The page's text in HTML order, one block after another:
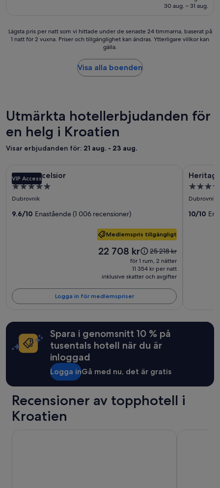
3 582 kr
30 aug. – 31 aug.
Lägsta
pris
senaste
24 timmarna,
baserat
på
1 natt
Priser
och
tillgänglighet
kan
Ytterligare
Lägsta pris per natt som vi hittade under de senaste 24 timmarna, baserat på
1 natt för 2 vuxna. Priser och tillgänglighet kan ändras. Ytterligare villkor kan
gälla.
Visa alla boenden
Utmärkta hotellerbjudanden för
en helg i Kroatien
Visar erbjudanden för: 21 aug. - 23 aug.
för
Hotel
Excelsior
VIP Access
Hotel Excelsior
5.0-
stjärnigt
Dubrovnik
9.6/10 Enastående (1 006 recensioner)
Medlemspris tillgängligt
Priset
22 708 kr
Priset
var
25 218 kr,
se
information
om
25 218 kr
för 1 rum, 2 nätter
11 354 kr per natt
inklusive skatter och avgifter
Logga in för medlemspriser
för
Heritage
Hotel
Lucia
5.0-
stjärnigt
Dubrovnik
10/10
Spara i genomsnitt 10 % på
tusentals hotell när du är
inloggad
Logga inGå med nu, det är gratis
Recensioner av topphotell i
Kroatien